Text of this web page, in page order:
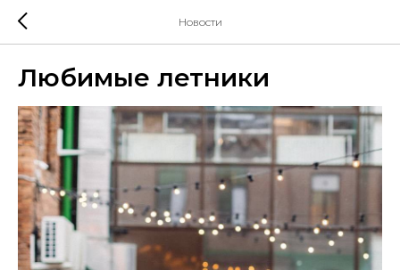
Новости
Любимые летники